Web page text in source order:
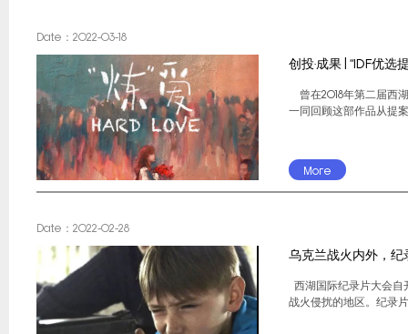
Date：2022-03-18
创投·成果 | “IDF优选
曾在2018年第二届西
一同回顾这部作品从提
More
Date：2022-02-28
乌克兰战火内外，
西湖国际纪录片大会自
战火侵扰的地区。纪录